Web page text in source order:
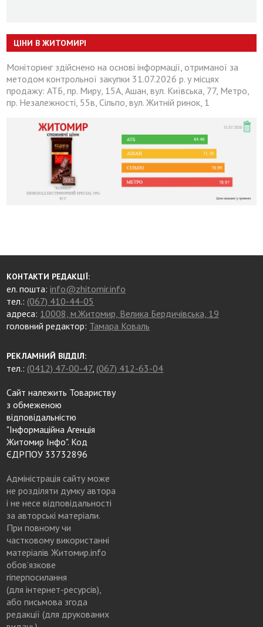
ЦІНИ В ЖИТОМИРІ
Моніторинг здійснено на основі інформації, отриманої за
методом контрольної закупки 31.07.2026 р. у місцях
продажу: АТБ, пр. Миру, 15А, Ашан, вул. Київська, 77, Метро,
пр. Незалежності, 55в, Сільпо, вул. Житній ринок, 1
КОНТАКТИ РЕДАКЦІЇ:
ел. пошта:info@zhitomir.info
тел.: (067) 410-44-05
адреса: 10008, м.Житомир, Велика Бердичівська, 19
головний редактор: Тамара Коваль
РЕКЛАМНИЙ ВІДДІЛ:
тел.: (0412) 47-00-47, (067) 412-63-04
Сайт належить Товариству
з обмеженою
відповідальністю
"Інформаційна Агенція
Житомир Інфо". Код
ЄДРПОУ 33732896
Адміністрація сайту може
не розділяти думку автора
і не несе відповідальності
за авторські матеріали.
При повному чи
частковому використанні
матеріалів Житомир.info
обов’язкове
гіперпосилання
(для інтернет-ресурсів),
або письмова згода
редакції (для друкованих